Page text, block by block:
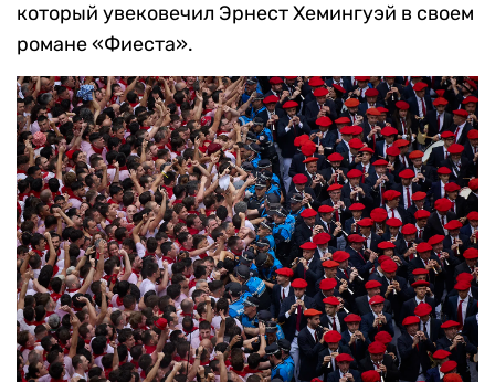
который увековечил Эрнест Хемингуэй в своем
романе «Фиеста».